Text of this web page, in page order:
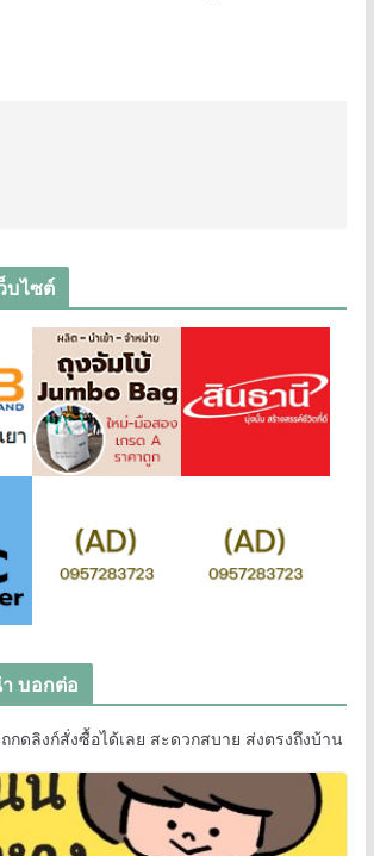
บไซต์
บอกต่อ
กดลิงก์สั่งซื้อได้เลย สะดวกสบาย ส่งตรงถึงบ้าน